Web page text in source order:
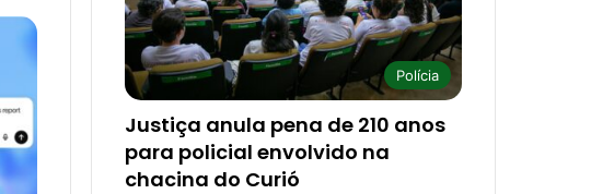
Polícia
Justiça anula pena de 210 anos
para policial envolvido na
chacina do Curió